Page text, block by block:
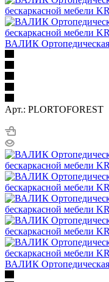
ВАЛИК
Арт.: PLORTOFOREST
ВАЛИК